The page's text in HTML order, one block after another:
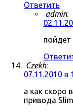
Ответить
admin:
пойдет
Czekh:
07.11.2010 в
а как скоро
привода